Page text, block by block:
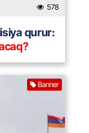
578
qurur:
Banner